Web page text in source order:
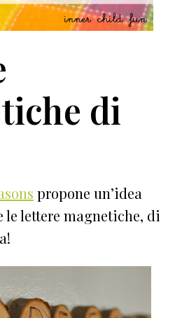
di
propone un’idea
le lettere magnetiche, di